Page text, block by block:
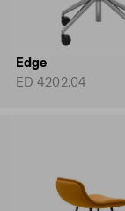
Edge
ED 4202.04